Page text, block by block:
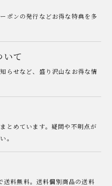
ポンの発行などお得な特典を多
て
らせなど、盛り沢山なお得な情
とめています。疑問や不明点が
。
料無料。送料個別商品の送料